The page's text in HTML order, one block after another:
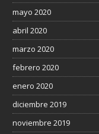
mayo 2020
abril 2020
marzo 2020
febrero 2020
enero 2020
diciembre 2019
noviembre 2019